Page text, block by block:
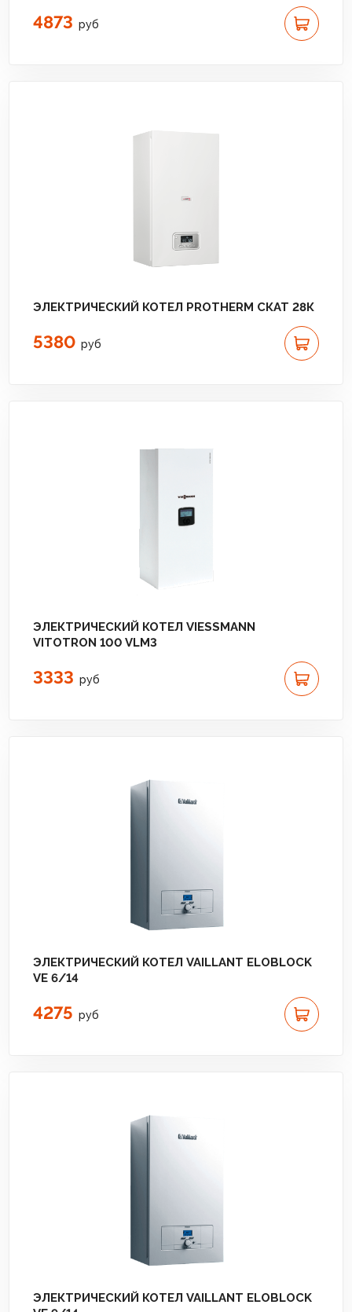
4873 руб
ЭЛЕКТРИЧЕСКИЙ КОТЕЛ PROTHERM СКАТ 28К
5380 руб
ЭЛЕКТРИЧЕСКИЙ КОТЕЛ VIESSMANN
VITOTRON 100 VLM3
3333 руб
ЭЛЕКТРИЧЕСКИЙ КОТЕЛ VAILLANT ELOBLOCK
VE 6/14
4275 руб
ЭЛЕКТРИЧЕСКИЙ КОТЕЛ VAILLANT ELOBLOCK